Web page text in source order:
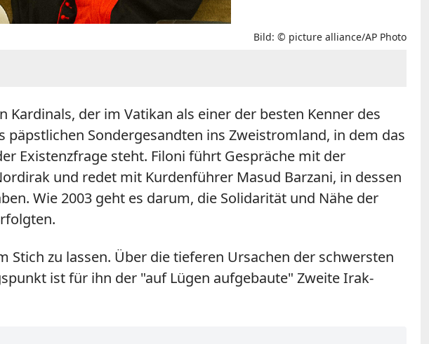
Bild: © picture alliance/AP Photo
der im Vatikan als einer der besten Kenner des
päpstlichen Sondergesandten ins Zweistromland, in dem das
Existenzfrage steht. Filoni führt Gespräche mit der
und redet mit Kurdenführer Masud Barzani, in dessen
Wie 2003 geht es darum, die Solidarität und Nähe der
zu lassen. Über die tieferen Ursachen der schwersten
ist für ihn der "auf Lügen aufgebaute" Zweite Irak-